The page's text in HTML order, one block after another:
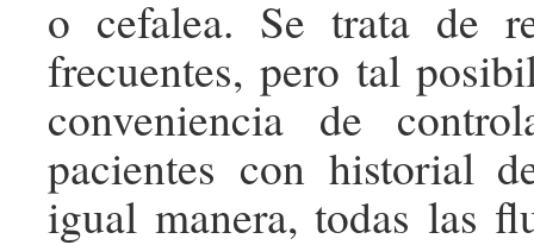
o cefalea. Se trata de
frecuentes, pero tal
conveniencia de
pacientes con historial
igual manera, todas las